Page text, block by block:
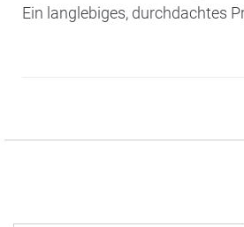
Ein langlebiges, durchdachtes